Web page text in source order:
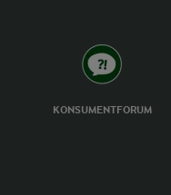
KONSUMENTFORUM